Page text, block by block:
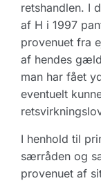
retshandlen. I
af H i 1997
provenuet fra
af hendes
man har fået
eventuelt
I henhold til
særråden og
provenuet af